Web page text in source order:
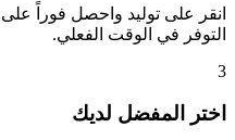
انقر على توليد واحصل فوراً
التوفر في الوقت الفعلي.
3
اختر المفضل لديك